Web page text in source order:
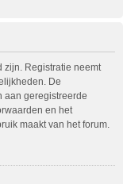
zijn. Registratie neemt
De
aan geregistreerde
en het
maakt van het forum.